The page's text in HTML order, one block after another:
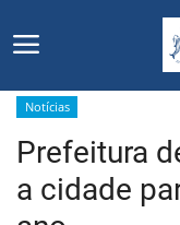
Início
Editais
Notícias
Prefeitura
a cidade